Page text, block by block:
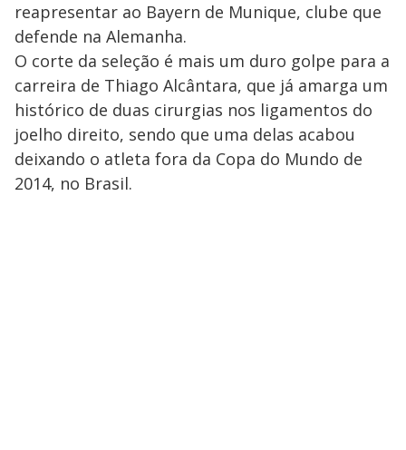
reapresentar ao Bayern de Munique, clube que
defende na Alemanha.
O corte da seleção é mais um duro golpe para a
carreira de Thiago Alcântara, que já amarga um
histórico de duas cirurgias nos ligamentos do
joelho direito, sendo que uma delas acabou
deixando o atleta fora da Copa do Mundo de
2014, no Brasil.